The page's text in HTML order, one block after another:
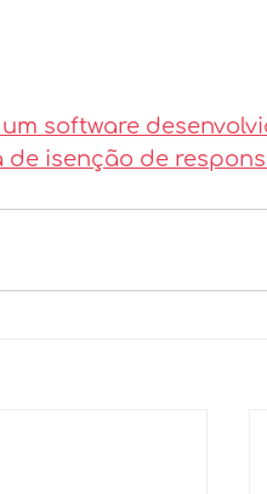
software
de isenção de